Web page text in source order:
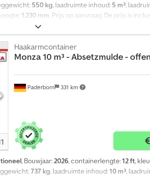
550 kg, laadruimte inhoud: 5 m³,
1.230 mm, Prijs op aanvraag. De prijs is
bij afname van meerdere containers. Levering
4 stuks direct op voorraad, RAL 7043 16
uitvoeringen en maten zijn op voorraad in
conform DIN Technische
volume: 5 m³ * Leeggewicht: 550 kg * Bodem
gelast * Asymmetrisch * Container getest en
beide zijden een 3-voudig kantellager (bout Ø45)
primer aan de binnen- en buitenkant,
totaal gewicht 10.000 kg Fouten en
Tzdspfx Ahmsk De prijs is per stuk, exclusief
Paderborn 331 km
Haakarmcontainer
Monza10 m³ - Absetzmulde - offen
, Bouwjaar:2026, containerlengte:12 ft,
737 kg, laadruimte inhoud:10 m³,